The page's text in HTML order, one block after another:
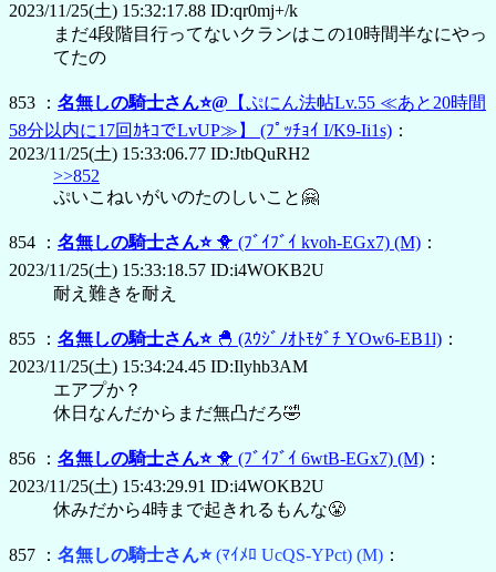
2023/11/25(土) 15:32:17.88 ID:qr0mj+/k
まだ4段階目行ってないクランはこの10時間半なにやっ
てたの
853 ： 名無しの騎士さん⭐@ 【ぷにん法帖Lv.55 ≪あと20時間
58分以内に17回ｶｷｺでLvUP≫】
(ﾌﾟｯﾁｮｲ I/K9-Ii1s) ：
2023/11/25(土) 15:33:06.77 ID:JtbQuRH2
>>852
ぷいこねいがいのたのしいこと🤗
854 ： 名無しの騎士さん⭐ 🐥 (ﾌﾞｲﾌﾞｲ kvoh-EGx7) (M) ：
2023/11/25(土) 15:33:18.57 ID:i4WOKB2U
耐え難きを耐え
855 ： 名無しの騎士さん⭐ 🐣 (ｽｳｼﾞﾉｵﾄﾓﾀﾞﾁ YOw6-EB1l) ：
2023/11/25(土) 15:34:24.45 ID:Ilyhb3AM
エアプか？
休日なんだからまだ無凸だろ🤣
856 ： 名無しの騎士さん⭐ 🐥 (ﾌﾞｲﾌﾞｲ 6wtB-EGx7) (M) ：
2023/11/25(土) 15:43:29.91 ID:i4WOKB2U
休みだから4時まで起きれるもんな😤
857 ： 名無しの騎士さん⭐(ﾏｲﾒﾛ UcQS-YPct) (M) ：